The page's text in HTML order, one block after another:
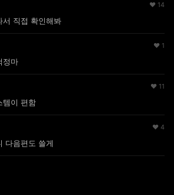
♥ 14
서 직접 확인해봐
♥ 1
정마
♥ 11
템이 편함
♥ 4
다음편도 쓸게